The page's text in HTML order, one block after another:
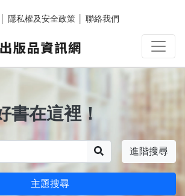
隱私權及安全政策 聯絡我們
書在這裡！
進階搜尋
主題搜尋